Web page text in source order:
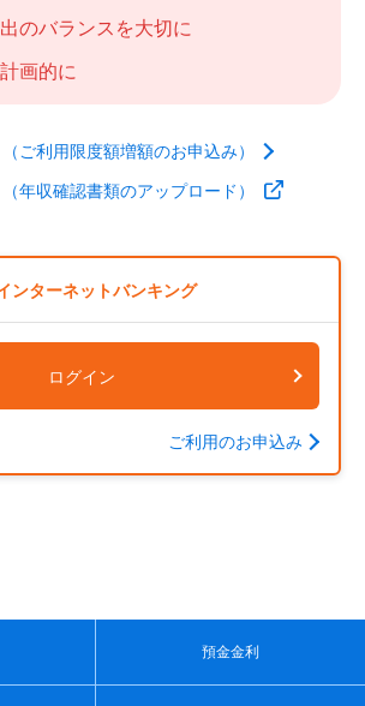
のバランスを大切に
画的に
ご利用限度額増額のお申込み）
年収確認書類のアップロード）
ンターネットバンキング
ログイン
ご利用のお申込み
預金金利